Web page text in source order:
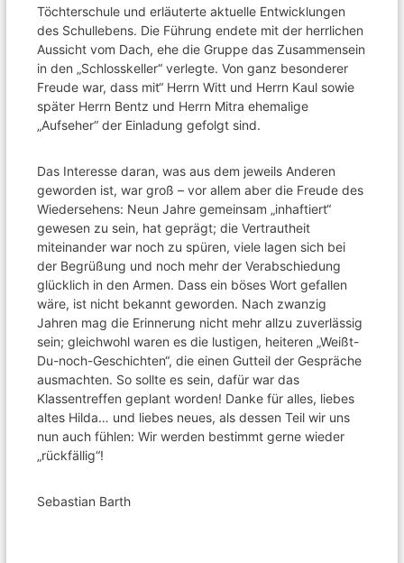
Töchterschule und erläuterte aktuelle Entwicklungen
des Schullebens. Die Führung endete mit der herrlichen
Aussicht vom Dach, ehe die Gruppe das Zusammensein
in den „Schlosskeller“ verlegte. Von ganz besonderer
Freude war, dass mit“ Herrn Witt und Herrn Kaul sowie
später Herrn Bentz und Herrn Mitra ehemalige
„Aufseher“ der Einladung gefolgt sind.
Das Interesse daran, was aus dem jeweils Anderen
geworden ist, war groß – vor allem aber die Freude des
Wiedersehens: Neun Jahre gemeinsam „inhaftiert“
gewesen zu sein, hat geprägt; die Vertrautheit
miteinander war noch zu spüren, viele lagen sich bei
der Begrüßung und noch mehr der Verabschiedung
glücklich in den Armen. Dass ein böses Wort gefallen
wäre, ist nicht bekannt geworden. Nach zwanzig
Jahren mag die Erinnerung nicht mehr allzu zuverlässig
sein; gleichwohl waren es die lustigen, heiteren „Weißt-
Du-noch-Geschichten“, die einen Gutteil der Gespräche
ausmachten. So sollte es sein, dafür war das
Klassentreffen geplant worden! Danke für alles, liebes
altes Hilda… und liebes neues, als dessen Teil wir uns
nun auch fühlen: Wir werden bestimmt gerne wieder
„rückfällig“!
Sebastian Barth